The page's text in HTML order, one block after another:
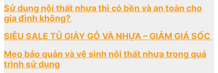
Sử dụng nội thất nhựa thì có bền và an toàn cho
gia đình không?
SIÊU SALE TỦ GIÀY GỖ VÀ NHỰA – GIẢM GIÁ SỐC
Mẹo bảo quản và vệ sinh nội thất nhựa trong quá
trình sử dụng